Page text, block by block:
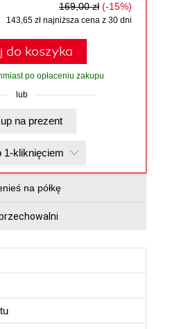
169,00 zł (-15%)
143,65 zł najniższa cena z 30 dni
do koszyka
po opłaceniu zakupu
lub
Kup na prezent
1-kliknięciem
na półkę